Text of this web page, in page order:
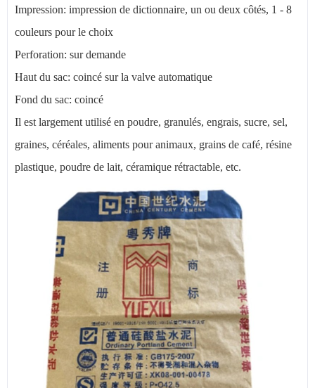
Impression: impression de dictionnaire, un ou deux côtés, 1 - 8
couleurs pour le choix
Perforation: sur demande
Haut du sac: coincé sur la valve automatique
Fond du sac: coincé
Il est largement utilisé en poudre, granulés, engrais, sucre, sel,
graines, céréales, aliments pour animaux, grains de café, résine
plastique, poudre de lait, céramique rétractable, etc.